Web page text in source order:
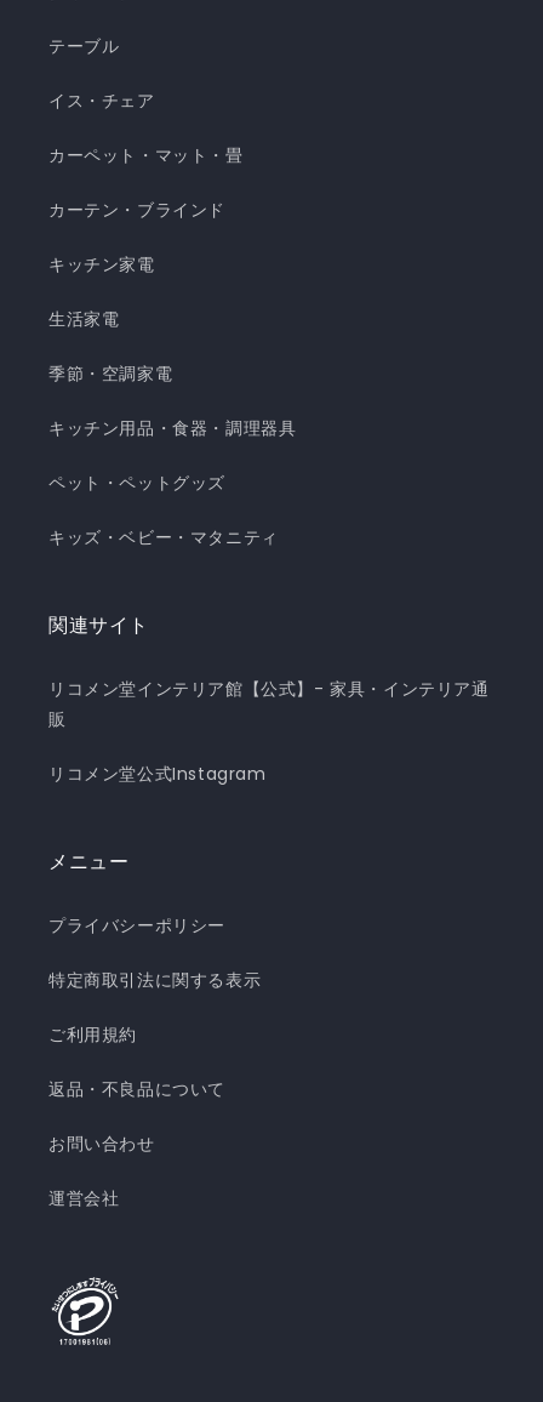
暑地 くしゅくしゅケット SD...
テーブル
イス・チェア
カーペット・マット・畳
カーテン・ブラインド
キッチン家電
生活家電
季節・空調家電
キッチン用品・食器・調理器具
ペット・ペットグッズ
キッズ・ベビー・マタニティ
関連サイト
リコメン堂インテリア館【公式】- 家具・インテリア通
販
リコメン堂公式Instagram
メニュー
プライバシーポリシー
特定商取引法に関する表示
ご利用規約
返品・不良品について
お問い合わせ
運営会社